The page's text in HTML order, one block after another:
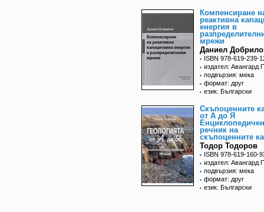
Компенсиране
реактивна
енергия в
мрежи
Даниел
ISBN 978-619-239-
издател: Авангард
подвързия: мека
формат: друг
език: Български
Скъпоценните
от А до Я
Енциклопедичен
речник на
скъпоценните
Тодор Тодоров
ISBN 978-619-160-
издател: Авангард
подвързия: мека
формат: друг
език: Български